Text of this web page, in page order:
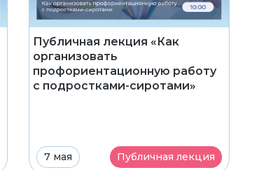
Публичная лекция «Как
организовать
профориентационную работу
с подростками-сиротами»
7 мая Публичная лекция